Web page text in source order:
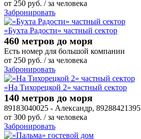
от 250 руб. / за человека
Забронировать
«Бухта Радости» частный сектор
460 метров до моря
Есть номер для большой компании
от 250 руб. / за человека
Забронировать
«На Тихорецкой 2» частный сектор
140 метров до моря
89183040025 - Александр, 89288421395
от 300 руб. / за человека
Забронировать